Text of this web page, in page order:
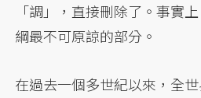
「調」，直接刪除了。事實
綱最不可原諒的部分。
在過去一個多世紀以來，全